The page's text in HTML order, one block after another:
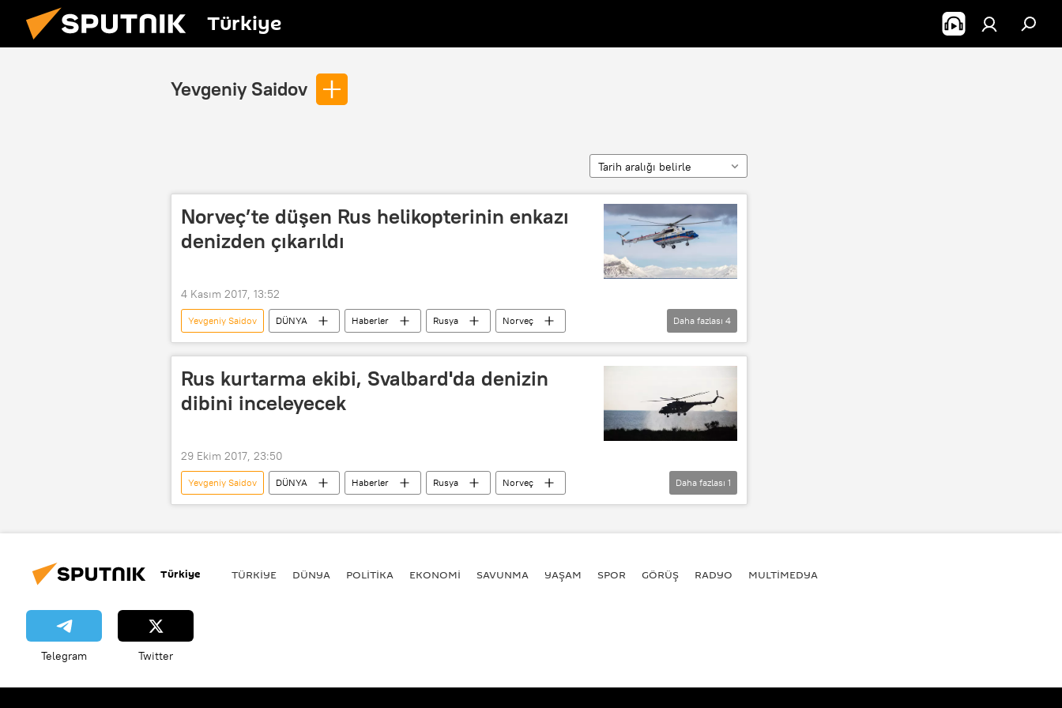
Türkiye
Yevgeniy Saidov
Tarih aralığı belirle
Norveç’te düşen Rus helikopterinin enkazı
denizden çıkarıldı
4 Kasım 2017, 13:52
Yevgeniy Saidov DÜNYA Haberler Rusya
Norveç
Vyaşeslav Nikolayev
Konvers Avia Mi-8 Helikopter kazası
Daha fazlası 4
Rus kurtarma ekibi, Svalbard'da denizin
dibini inceleyecek
29 Ekim 2017, 23:50
Yevgeniy Saidov DÜNYA Haberler Rusya
Norveç
Mi-8 helikopter
Daha fazlası 1
Türkiye TÜRKIYE DÜNYA POLİTİKA EKONOMİ SAVUNMA YAŞAM SPOR GÖRÜŞ RADYO MULTİMEDYA
Telegram Twitter